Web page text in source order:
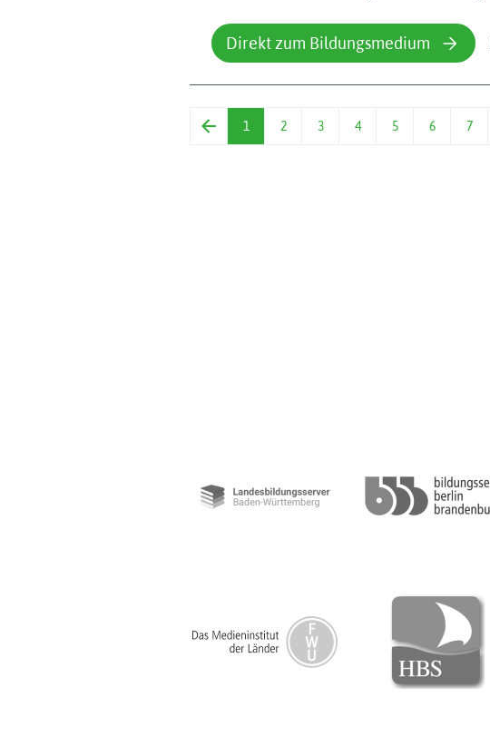
Direkt zum Bildungsmedium
1 2 3 4 5 6 7